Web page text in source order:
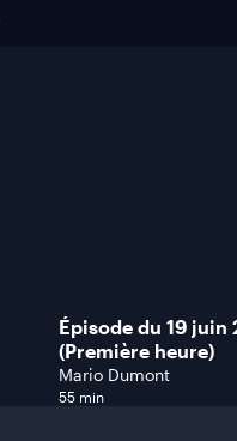
Épisode du 19 juin
(Première heure)
Mario Dumont
55 min